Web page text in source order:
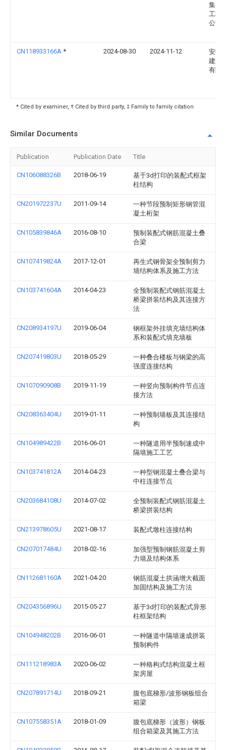
集团
工程
公司
CN118933166A * 2024-08-30 2024-11-12
安徽
建筑
有限
* Cited by examiner, † Cited by third party, ‡ Family to family citation
Similar Documents
Publication Publication Date Title
CN106088326B 2018-06-19
基于3d打印的装配式框架
柱结构
CN201972237U 2011-09-14
一种节段预制矩形钢管混
凝土桁架
CN105839846A 2016-08-10
预制装配式钢筋混凝土叠
合梁
CN107419824A 2017-12-01
再生式钢骨架全预制剪力
墙结构体系及施工方法
CN103741604A 2014-04-23
全预制装配式钢筋混凝土
桥梁拼装结构及其连接方
法
CN208934197U 2019-06-04
钢框架外挂填充墙结构体
系和装配式填充墙板
CN207419803U 2018-05-29
一种叠合楼板与钢梁的高
强度连接结构
CN107090908B 2019-11-19
一种竖向预制构件节点连
接方法
CN208363404U 2019-01-11
一种预制墙板及其连接结
构
CN104989422B 2016-06-01
一种隧道用半预制速成中
隔墙施工工艺
CN103741812A 2014-04-23
一种型钢混凝土叠合梁与
中柱连接节点
CN203684108U 2014-07-02
全预制装配式钢筋混凝土
桥梁拼装结构
CN213978605U 2021-08-17 装配式墩柱连接结构
CN207017484U 2018-02-16
加强型预制钢筋混凝土剪
力墙及结构体系
CN112681160A 2021-04-20
钢筋混凝土拱涵增大截面
加固结构及施工方法
CN204356896U 2015-05-27
基于3d打印的装配式异形
柱框架结构
CN104948202B 2016-06-01
一种隧道中隔墙速成拼装
预制构件
CN111218983A 2020-06-02
一种格构式结构混凝土框
架房屋
CN207891714U 2018-09-21
腹包底梯形/波形钢板组合
箱梁
CN107558351A 2018-01-09
腹包底梯形（波形）钢板
组合箱梁及其施工方法